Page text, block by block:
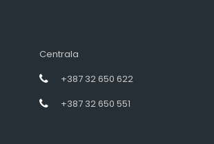
Centrala
+387 32 650 622
+387 32 650 551